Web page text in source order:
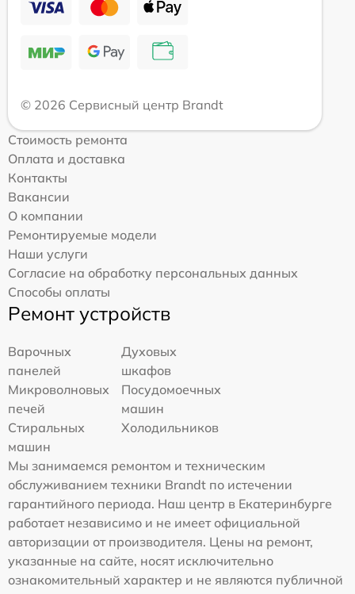
© 2026 Сервисный центр Brandt
Стоимость ремонта
Оплата и доставка
Контакты
Вакансии
О компании
Ремонтируемые модели
Наши услуги
Согласие на обработку персональных данных
Способы оплаты
Ремонт устройств
Варочных
панелей
Духовых
шкафов
Микроволновых
печей
Посудомоечных
машин
Стиральных
машин
Холодильников
Мы занимаемся ремонтом и техническим
обслуживанием техники Brandt по истечении
гарантийного периода. Наш центр в Екатеринбурге
работает независимо и не имеет официальной
авторизации от производителя. Цены на ремонт,
указанные на сайте, носят исключительно
ознакомительный характер и не являются публичной